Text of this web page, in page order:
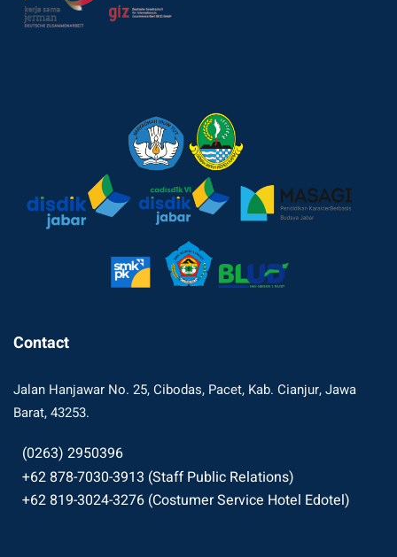
Contact
Jalan Hanjawar No. 25, Cibodas, Pacet, Kab. Cianjur, Jawa
Barat, 43253.
(0263) 2950396
+62 878-7030-3913 (Staff Public Relations)
+62 819-3024-3276 (Costumer Service Hotel Edotel)